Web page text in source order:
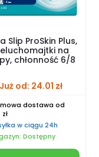
Slip ProSkin Plus,
na
chłonność 6/8
Już od: 24.01 zł
dostawa od
w ciągu 24h
Dostępny